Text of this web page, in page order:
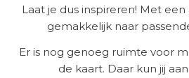
Laat je dus inspireren! Met
gemakkelijk naar
Er is nog genoeg ruimte voor
de kaart. Daar kun jij